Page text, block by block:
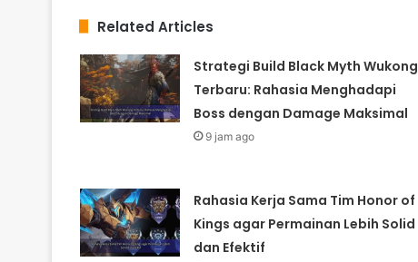
Related Articles
Strategi Build Black Myth Wukong
Terbaru: Rahasia Menghadapi
Boss dengan Damage Maksimal
9 jam ago
Rahasia Kerja Sama Tim Honor of
Kings agar Permainan Lebih Solid
dan Efektif